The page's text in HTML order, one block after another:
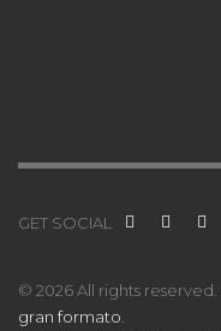
GET SOCIAL
© 2026 All rights reserved.
gran formato